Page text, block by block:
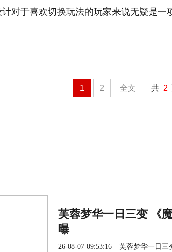
对于喜欢切换玩法的玩家来说无疑是一
1 2 全文 共 2
芙蓉梦华一日三变 《
曝
26-08-07 09:53:16 芙蓉梦华一日三